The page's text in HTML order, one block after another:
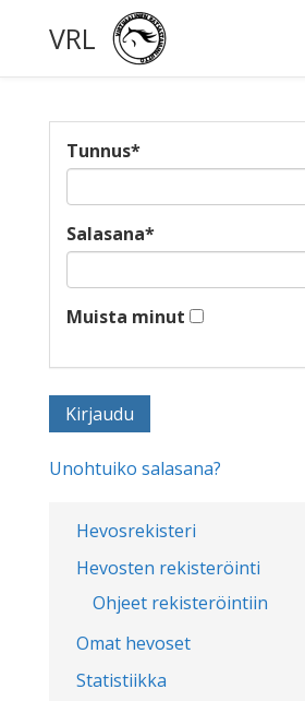
VRL
Hevosrekisteri
Hevosten rekisteröinti
Ohjeet rekisteröintiin
Omat hevoset
Statistiikka
Tunnus*
Salasana*
Muista minut
Unohtuiko salasana?